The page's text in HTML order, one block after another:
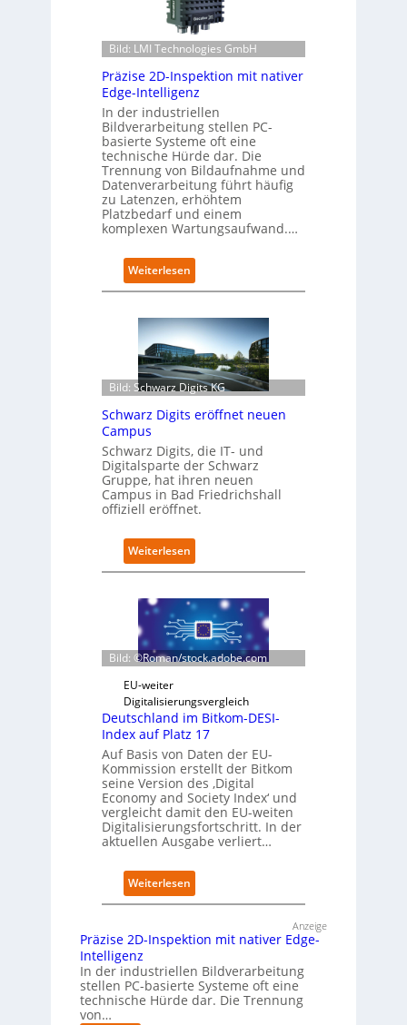
f
a
h
r
e
n
f
ü
r
d
e
n
G
i
g
f
a
t
o
r
y
-
A
u
b
a
u
-
D
a
t
e
n
a
u
b
e
r
i
n
t
g
r
e
r
t
Bild: LMI Technologies GmbH
Präzise 2D-Inspektion mit nativer
Edge-Intelligenz
In der industriellen
Bildverarbeitung stellen PC-
basierte Systeme oft eine
technische Hürde dar. Die
Trennung von Bildaufnahme und
Datenverarbeitung führt häufig
zu Latenzen, erhöhtem
Platzbedarf und einem
komplexen Wartungsaufwand.…
Weiterlesen:
P
ä
z
i
s
e
2
D
I
n
s
p
e
t
i
n
m
i
t
n
i
v
e
r
E
d
g
e
-
n
t
e
l
g
e
n
Bild: Schwarz Digits KG
Schwarz Digits eröffnet neuen
Campus
Schwarz Digits, die IT- und
Digitalsparte der Schwarz
Gruppe, hat ihren neuen
Campus in Bad Friedrichshall
offiziell eröffnet.
Weiterlesen:
S
h
a
r
z
i
g
i
s
e
r
ö
f
f
e
t
n
u
n
C
a
Bild: ©Roman/stock.adobe.com
EU-weiter
Digitalisierungsvergleich
Deutschland im Bitkom-DESI-
Index auf Platz 17
Auf Basis von Daten der EU-
Kommission erstellt der Bitkom
seine Version des ‚Digital
Economy and Society Index‘ und
vergleicht damit den EU-weiten
Digitalisierungsfortschritt. In der
aktuellen Ausgabe verliert…
Weiterlesen:
D
u
t
c
h
Anzeige
Präzise 2D-Inspektion mit nativer Edge-
Intelligenz
In der industriellen Bildverarbeitung
stellen PC-basierte Systeme oft eine
technische Hürde dar. Die Trennung
von…